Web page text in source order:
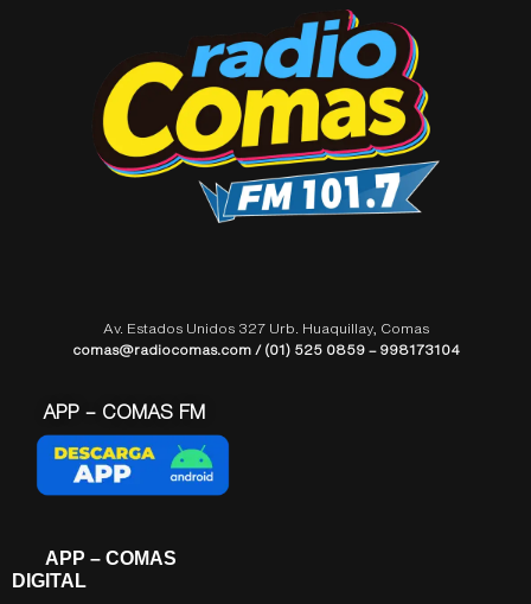
Av. Estados Unidos 327 Urb. Huaquillay, Comas
comas@radiocomas.com / (01) 525 0859 – 998173104
APP – COMAS FM
APP – COMAS
DIGITAL